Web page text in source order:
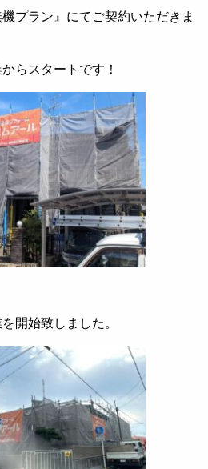
プラン』にてご契約いただきま
らスタートです！
開始致しました。